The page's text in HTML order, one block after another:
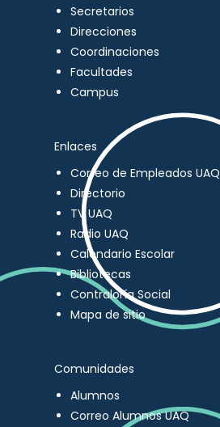
Secretarios
Direcciones
Coordinaciones
Facultades
Campus
Enlaces
Correo de Empleados UAQ
Directorio
TV UAQ
Radio UAQ
Calendario Escolar
Bibliotecas
Contraloría Social
Mapa de sitio
Comunidades
Alumnos
Correo Alumnos UAQ